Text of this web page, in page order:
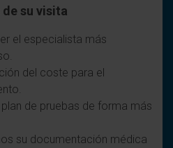
su visita
el especialista más
del coste para el
de pruebas de forma más
su documentación médica